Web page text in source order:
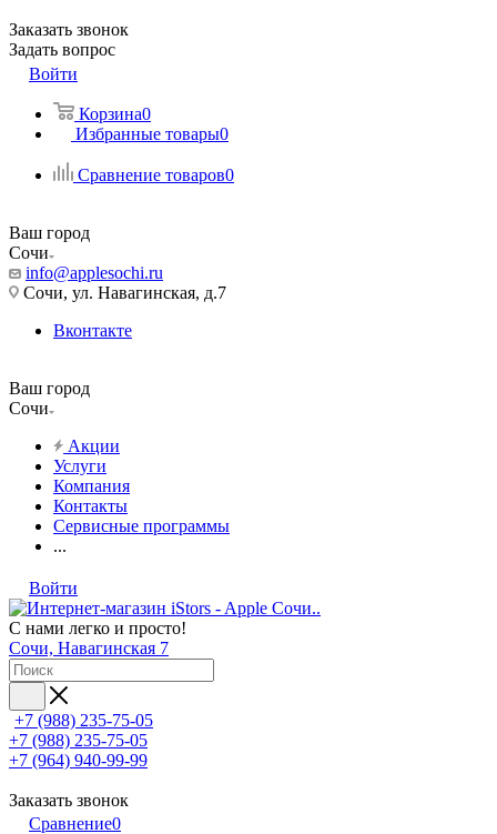
Заказать звонок
Задать вопрос
Войти
Корзина0
Избранные товары0
Сравнение товаров0
Ваш город
Сочи
info@applesochi.ru
Сочи, ул. Навагинская, д.7
Вконтакте
Ваш город
Сочи
Акции
Услуги
Компания
Контакты
Сервисные программы
...
Войти
С нами легко и просто!
Сочи, Навагинская 7
+7 (988) 235-75-05
+7 (988) 235-75-05
+7 (964) 940-99-99
Заказать звонок
Сравнение0